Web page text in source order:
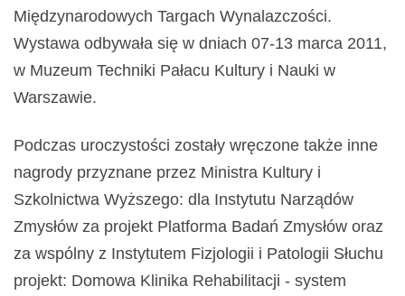
Międzynarodowych Targach Wynalazczości.
Wystawa odbywała się w dniach 07-13 marca 2011,
w Muzeum Techniki Pałacu Kultury i Nauki w
Warszawie.
Podczas uroczystości zostały wręczone także inne
nagrody przyznane przez Ministra Kultury i
Szkolnictwa Wyższego: dla Instytutu Narządów
Zmysłów za projekt Platforma Badań Zmysłów oraz
za wspólny z Instytutem Fizjologii i Patologii Słuchu
projekt: Domowa Klinika Rehabilitacji - system